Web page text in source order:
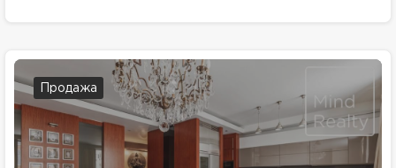
Продажа